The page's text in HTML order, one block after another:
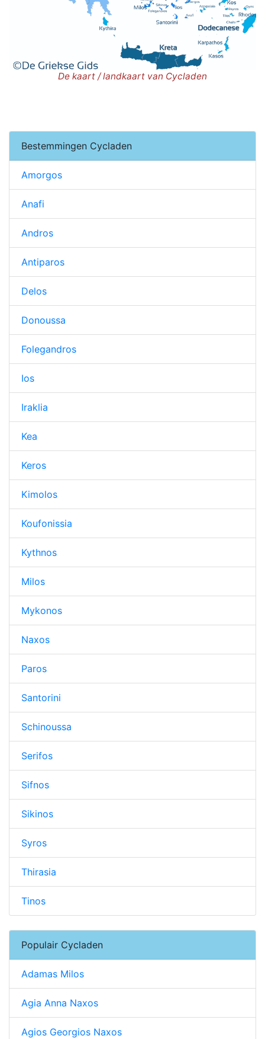
De kaart / landkaart van Cycladen
Bestemmingen Cycladen
Amorgos
Anafi
Andros
Antiparos
Delos
Donoussa
Folegandros
Ios
Iraklia
Kea
Keros
Kimolos
Koufonissia
Kythnos
Milos
Mykonos
Naxos
Paros
Santorini
Schinoussa
Serifos
Sifnos
Sikinos
Syros
Thirasia
Tinos
Populair Cycladen
Adamas Milos
Agia Anna Naxos
Agios Georgios Naxos